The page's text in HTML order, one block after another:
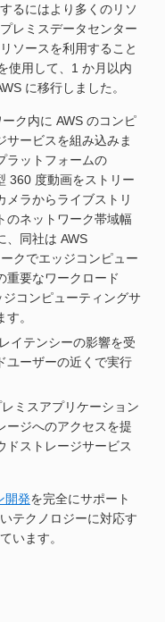
るにはより多くのリソ
レミスデータセンター
ソースを利用すること
使用して、1 か月以内
に移行しました。
ク内に AWS のコンピ
サービスを組み込みま
ラットフォームの
360 度動画をストリー
メラからライブストリ
のネットワーク帯域幅
、同社は AWS
クでエッジコンピュー
重要なワークロード
コンピューティングサ
。
イテンシーの影響を受
ユーザーの近くで実行
ミスアプリケーション
ージへのアクセスを提
ドストレージサービス
開発を完全にサポート
テクノロジーに対応す
います。